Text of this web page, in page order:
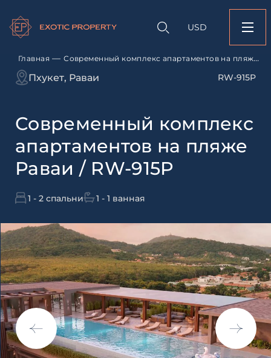
USD
Главная —Современный комплекс апартаментов на пляже
Раваи / RW-915P
Пхукет, Раваи RW-915P
Современный комплекс
апартаментов на пляже
Раваи / RW-915P
1 - 2 спальни 1 - 1 ванная
Оставить
свяжется с вами
Я даю согласие на
рассылок
объекту
Современный
апартаментов на
/ RW-915P
Оставьте заявку и
Согласен с
по обработке
недвижимости